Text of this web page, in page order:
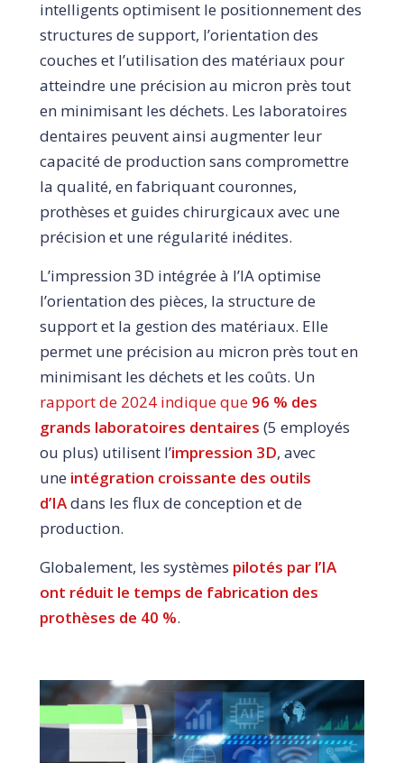
intelligents optimisent le positionnement des
structures de support, l’orientation des
couches et l’utilisation des matériaux pour
atteindre une précision au micron près tout
en minimisant les déchets. Les laboratoires
dentaires peuvent ainsi augmenter leur
capacité de production sans compromettre
la qualité, en fabriquant couronnes,
prothèses et guides chirurgicaux avec une
précision et une régularité inédites.
L’impression 3D intégrée à l’IA optimise
l’orientation des pièces, la structure de
support et la gestion des matériaux. Elle
permet une précision au micron près tout en
minimisant les déchets et les coûts. Un
rapport de 2024 indique que 96 % des
grands laboratoires dentaires (5 employés
ou plus) utilisent l’impression 3D, avec
une intégration croissante des outils
d’IAdans les flux de conception et de
production.
Globalement, les systèmes pilotés par l’IA
ont réduit le temps de fabrication des
prothèses de 40 %.